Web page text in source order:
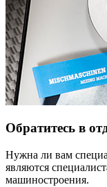
Обратитесь в
Нужна ли вам
являются
машиностроения.